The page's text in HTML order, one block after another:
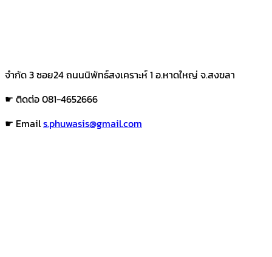
จำกัด 3 ซอย24 ถนนนิพัทธ์สงเคราะห์ 1 อ.หาดใหญ่ จ.สงขลา
☛ ติดต่อ 081-4652666
☛ Emails.phuwasis@gmail.com